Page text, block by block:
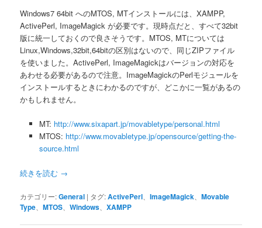
Windows7 64bit へのMTOS, MTインストールには、XAMPP,
ActivePerl, ImageMagick が必要です。現時点だと、すべて32bit
版に統一しておくので良さそうです。MTOS, MTについては
Linux,Windows,32bit,64bitの区別はないので、同じZIPファイル
を使いました。ActivePerl, ImageMagickはバージョンの対応を
あわせる必要があるので注意。ImageMagickのPerlモジュールを
インストールするときにわかるのですが、どこかに一覧があるの
かもしれません。
MT: http://www.sixapart.jp/movabletype/personal.html
MTOS: http://www.movabletype.jp/opensource/getting-the-
source.html
続きを読む →
カテゴリー:General | タグ:ActivePerl 、ImageMagick 、Movable
Type 、MTOS 、Windows 、XAMPP